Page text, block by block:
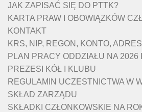
JAK ZAPISAĆ SIĘ DO PTTK?
KARTA PRAW I OBOWIĄZKÓW
KONTAKT
KRS, NIP, REGON, KONTO, ADRES
PLAN PRACY ODDZIAŁU NA 2026
PREZESI KÓŁ I KLUBU
REGULAMIN UCZESTNICTWA W
SKŁAD ZARZĄDU
SKŁADKI CZŁONKOWSKIE NA